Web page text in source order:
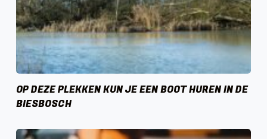
OP DEZE PLEKKEN KUN JE EEN BOOT HUREN IN DE
BIESBOSCH